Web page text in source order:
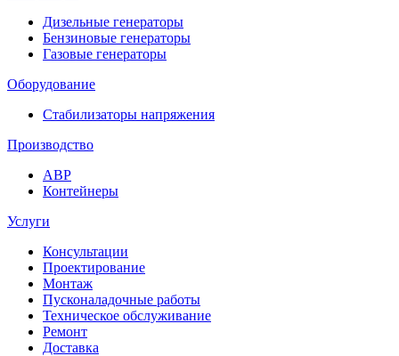
Дизельные генераторы
Бензиновые генераторы
Газовые генераторы
Оборудование
Стабилизаторы напряжения
Производство
АВР
Контейнеры
Услуги
Консультации
Проектирование
Монтаж
Пусконаладочные работы
Техническое обслуживание
Ремонт
Доставка